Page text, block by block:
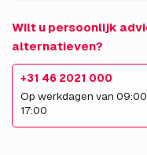
Wilt u persoonlijk
alternatieven?
+31 46 2021 000
Op werkdagen van
17:00